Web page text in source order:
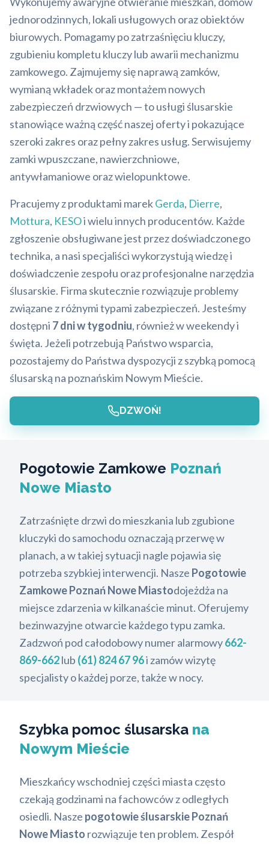
jednorodzinnych, lokali usługowych oraz obiektów
biurowych. Pomagamy po zatrzaśnięciu kluczy,
zgubieniu kompletu kluczy lub awarii mechanizmu
zamkowego. Zajmujemy się naprawą zamków,
wymianą wkładek oraz montażem nowych
zabezpieczeń drzwiowych — to usługi ślusarskie
stanowiące ważną część naszej oferty i pokazujące
szeroki zakres oraz pełny zakres usług. Serwisujemy
zamki wpuszczane, nawierzchniowe,
antywłamaniowe oraz wielopunktowe.
Pracujemy z produktami marekGerda, Dierre,
Mottura, KESOi wielu innych producentów. Każde
zgłoszenie obsługiwane jest przez doświadczonego
technika, a nasi specjaliści wykorzystują wiedzę i
doświadczenie zespołu oraz profesjonalne narzędzia
ślusarskie. Firma skutecznie rozwiązuje problemy
związane z różnymi typami zabezpieczeń. Jesteśmy
dostępni 7 dni w tygodniu, również w weekendy i
święta. Jeżeli potrzebują Państwo wsparcia,
pozostajemy do Państwa dyspozycji z szybką pomocą
ślusarską na poznańskim Nowym Mieście.
DZWOŃ!
Pogotowie Zamkowe Poznań
Nowe Miasto
Zatrzaśnięte drzwi do mieszkania lub zgubione
kluczyki do samochodu oznaczają przerwę w
planach, a w takiej sytuacji nagle pojawia się
potrzeba szybkiej interwencji. Nasze Pogotowie
Zamkowe Poznań Nowe Miastodojeżdża na
miejsce zdarzenia w kilkanaście minut. Oferujemy
bezinwazyjne otwarcie każdego typu zamka.
Zadzwoń pod całodobowy numer alarmowy662-
869-662lub (61) 824 67 96i zamów wizytę
specjalisty o każdej porze, także w nocy.
Szybka pomoc ślusarska na
Nowym Mieście
Mieszkańcy wschodniej części miasta często
czekają godzinami na fachowców z odległych
osiedli. Nasze pogotowie ślusarskie Poznań
Nowe Miasto rozwiązuje ten problem. Zespół